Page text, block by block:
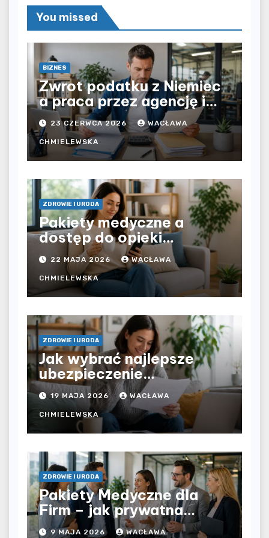
You missed
BIZNES
Zwrot podatku z Niemiec
a praca przez agencję i
bezpośrednio u
pracodawcy – jak
rozliczyć oba źródła
dochodu?
23 CZERWCA 2026 WACŁAWA
CHMIELEWSKA
ZDROWIE I URODA
Pakiety medyczne a
dostęp do opieki
zdrowotnej bez
ograniczeń czasowych –
czy prywatna opieka daje
większą swobodę?
22 MAJA 2026 WACŁAWA
CHMIELEWSKA
ZDROWIE I URODA
Jak wybrać najlepsze
ubezpieczenie
komunikacyjne i uniknąć
kosztownych błędów?
19 MAJA 2026 WACŁAWA
CHMIELEWSKA
ZDROWIE I URODA
Pakiety Medyczne dla
Firm – jak prywatna
opieka zdrowotna
9 MAJA 2026 WACŁAWA